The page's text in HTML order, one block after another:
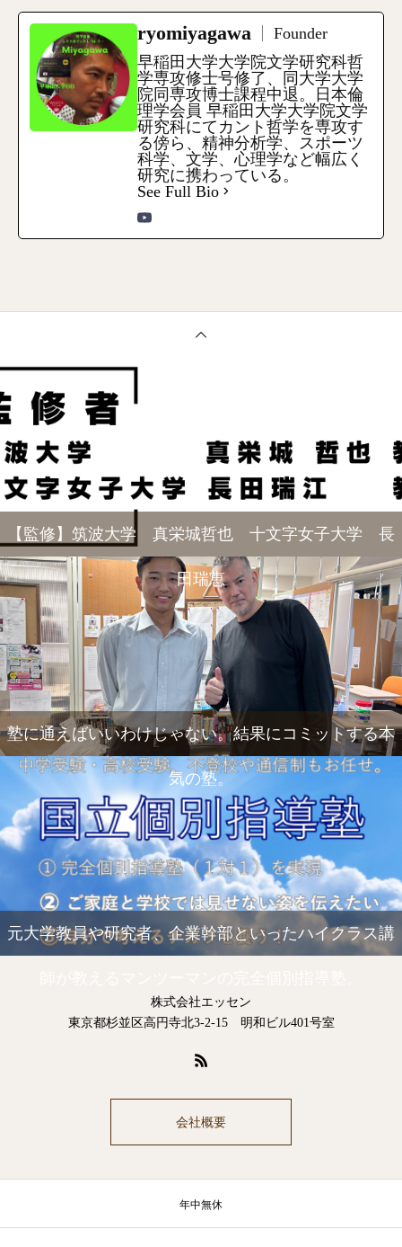
ryomiyagawa
Founder
早稲田大学大学院文学研究科哲
学専攻修士号修了、同大学大学
院同専攻博士課程中退。日本倫
理学会員 早稲田大学大学院文学
研究科にてカント哲学を専攻す
る傍ら、精神分析学、スポーツ
科学、文学、心理学など幅広く
研究に携わっている。
See Full Bio
【監修】筑波大学 真栄城哲也 十文字女子大学 長
田瑞恵
塾に通えばいいわけじゃない。結果にコミットする本
気の塾。
元大学教員や研究者、企業幹部といったハイクラス講
株式会社エッセン
東京都杉並区高円寺北3-2-15 明和ビル401号室
会社概要
年中無休